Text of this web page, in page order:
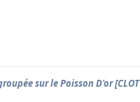
sur le Poisson D'or